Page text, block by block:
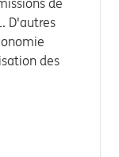
de
D'autres
des